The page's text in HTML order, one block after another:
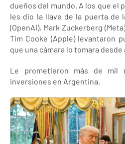
dueños del mundo. A los que el
les dio la llave de la puerta de
(OpenAI), Mark Zuckerberg
Tim Cooke (Apple) levantaron
que una cámara lo tomara desde
Le prometieron más de mil
inversiones en Argentina.